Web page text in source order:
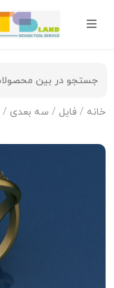
خانه / فایل / سه بعدی /